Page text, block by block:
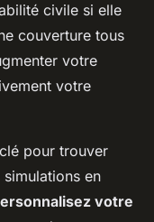
civile si elle
couverture tous
votre
votre
pour trouver
en
votre